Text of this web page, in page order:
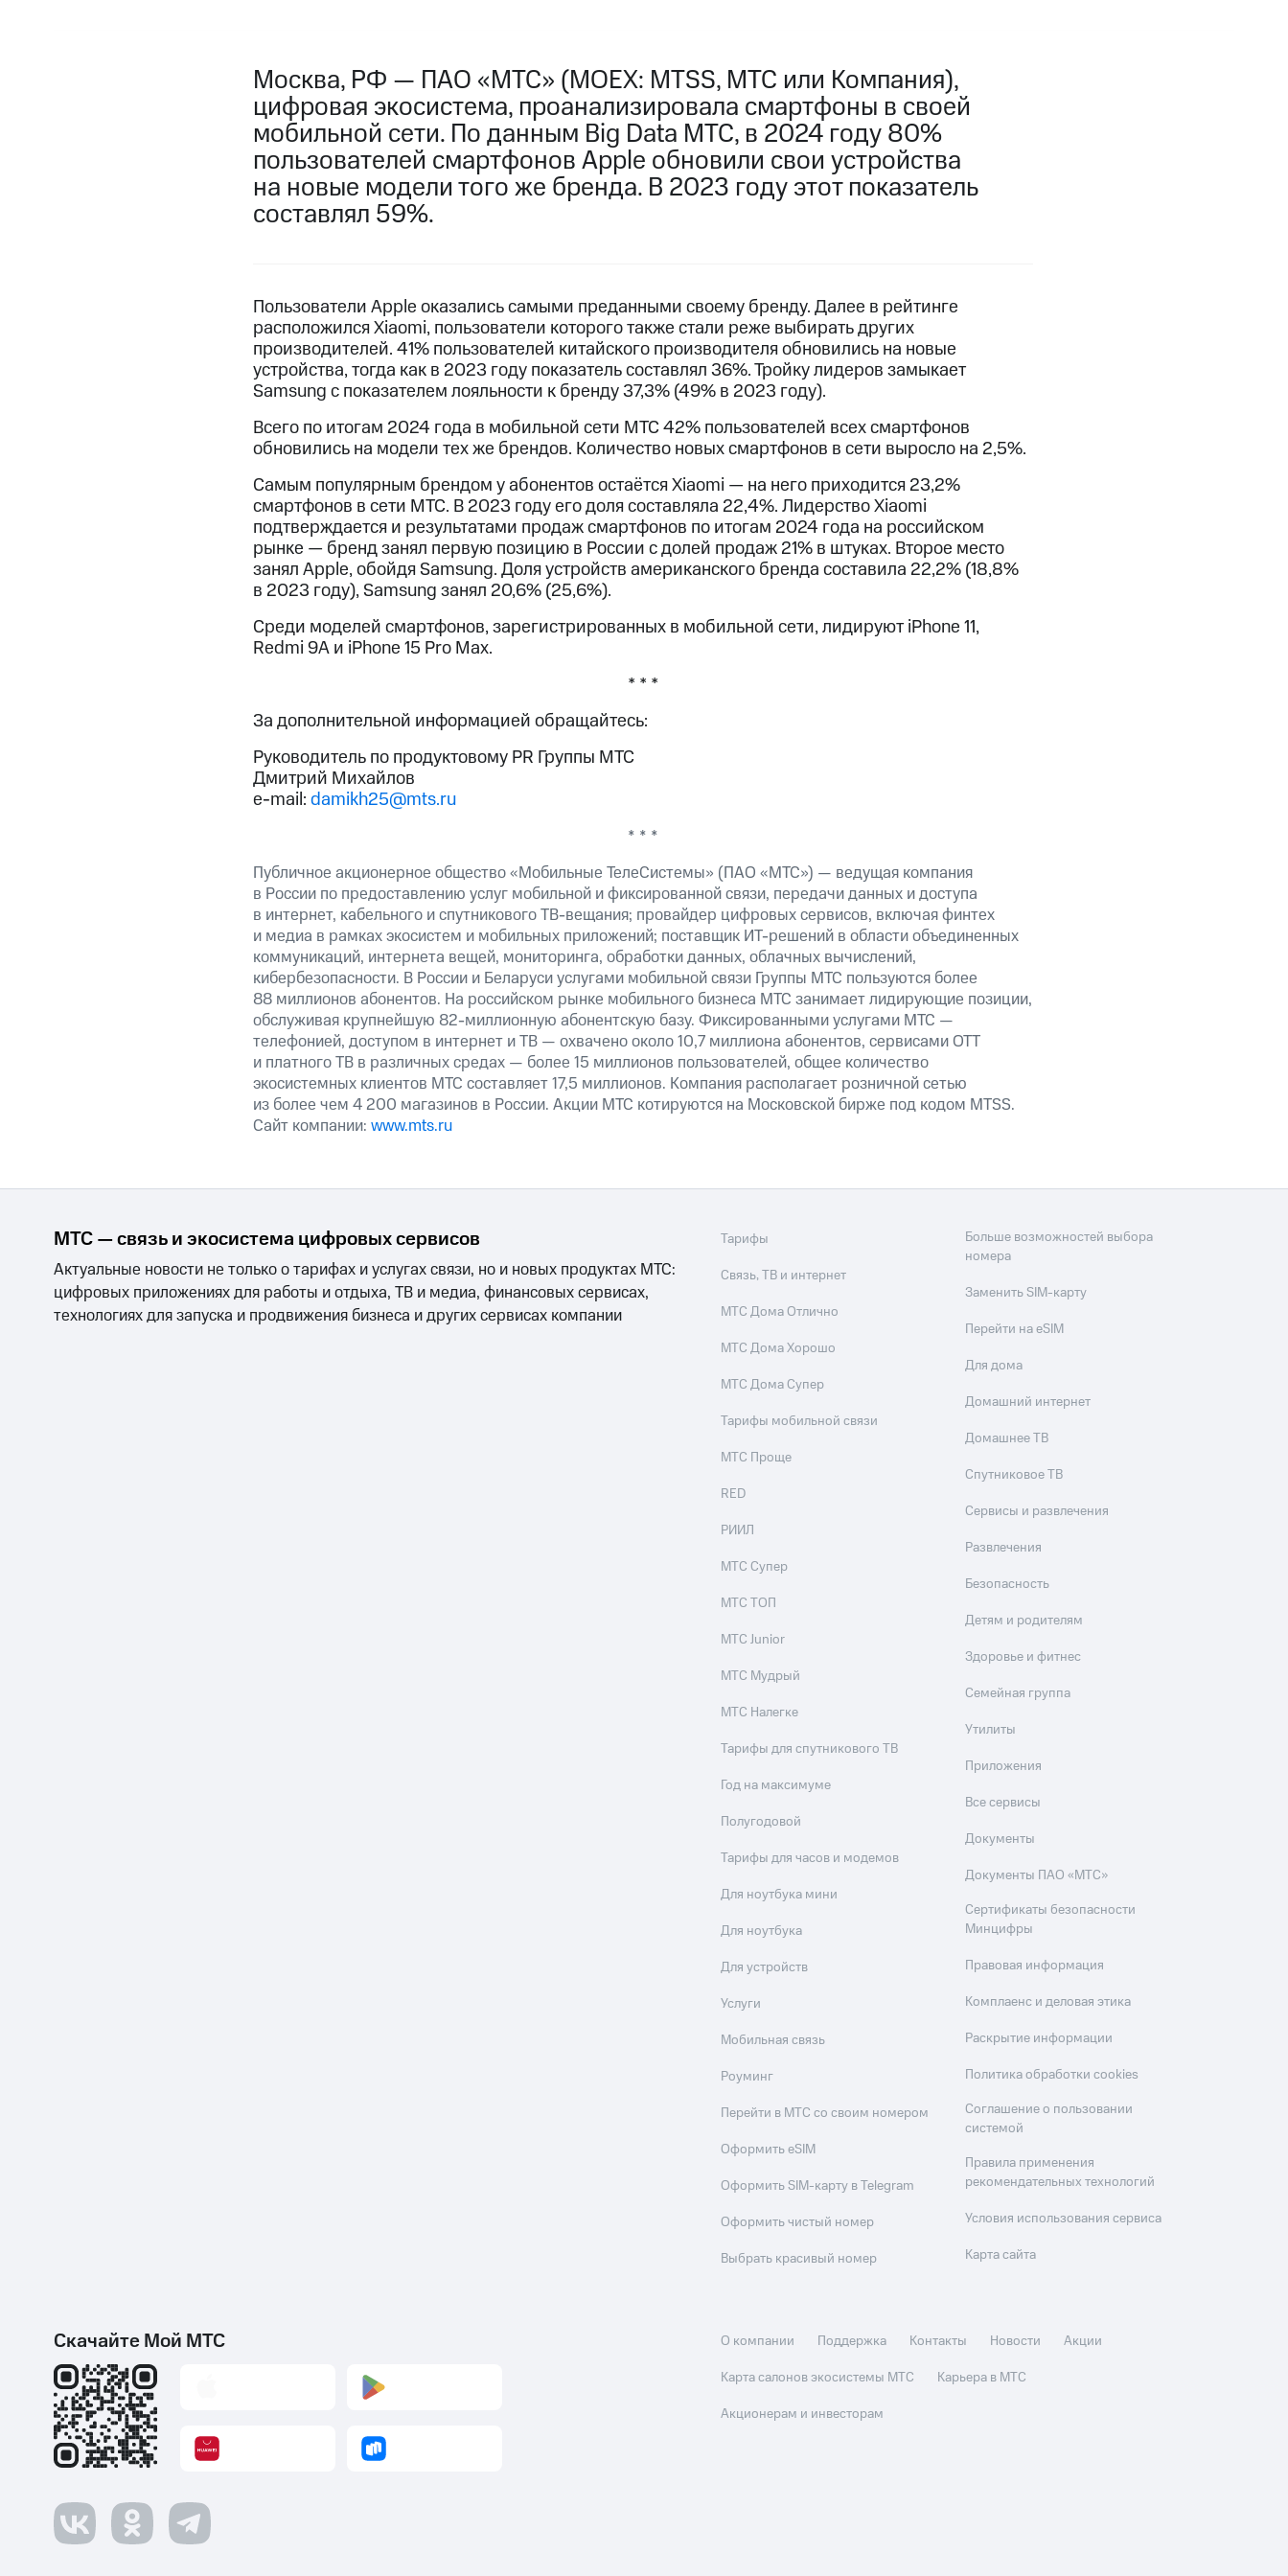
Москва, РФ — ПАО «МТС» (MOEX: MTSS, МТС или Компания),
цифровая экосистема, проанализировала смартфоны в своей
мобильной сети. По данным Big Data МТС, в 2024 году 80%
пользователей смартфонов Apple обновили свои устройства
на новые модели того же бренда. В 2023 году этот показатель
составлял 59%.
Пользователи Apple оказались самыми преданными своему бренду. Далее в рейтинге
расположился Xiaomi, пользователи которого также стали реже выбирать других
производителей. 41% пользователей китайского производителя обновились на новые
устройства, тогда как в 2023 году показатель составлял 36%. Тройку лидеров замыкает
Samsung с показателем лояльности к бренду 37,3% (49% в 2023 году).
Всего по итогам 2024 года в мобильной сети МТС 42% пользователей всех смартфонов
обновились на модели тех же брендов. Количество новых смартфонов в сети выросло на 2,5%.
Самым популярным брендом у абонентов остаётся Xiaomi — на него приходится 23,2%
смартфонов в сети МТС. В 2023 году его доля составляла 22,4%. Лидерство Xiaomi
подтверждается и результатами продаж смартфонов по итогам 2024 года на российском
рынке — бренд занял первую позицию в России с долей продаж 21% в штуках. Второе место
занял Apple, обойдя Samsung. Доля устройств американского бренда составила 22,2% (18,8%
в 2023 году), Samsung занял 20,6% (25,6%).
Среди моделей смартфонов, зарегистрированных в мобильной сети, лидируют iPhone 11,
Redmi 9A и iPhone 15 Pro Max.
* * *
За дополнительной информацией обращайтесь:
Руководитель по продуктовому PR Группы МТС
Дмитрий Михайлов
e-mail:damikh25@mts.ru
* * *
Публичное акционерное общество «Мобильные ТелеСистемы» (ПАО «МТС») — ведущая компания
в России по предоставлению услуг мобильной и фиксированной связи, передачи данных и доступа
в интернет, кабельного и спутникового ТВ-вещания; провайдер цифровых сервисов, включая финтех
и медиа в рамках экосистем и мобильных приложений; поставщик ИТ-решений в области объединенных
коммуникаций, интернета вещей, мониторинга, обработки данных, облачных вычислений,
кибербезопасности. В России и Беларуси услугами мобильной связи Группы МТС пользуются более
88 миллионов абонентов. На российском рынке мобильного бизнеса МТС занимает лидирующие позиции,
обслуживая крупнейшую 82-миллионную абонентскую базу. Фиксированными услугами МТС —
телефонией, доступом в интернет и ТВ — охвачено около 10,7 миллиона абонентов, сервисами OTT
и платного ТВ в различных средах — более 15 миллионов пользователей, общее количество
экосистемных клиентов МТС составляет 17,5 миллионов. Компания располагает розничной сетью
из более чем 4 200 магазинов в России. Акции МТС котируются на Московской бирже под кодом MTSS.
Сайт компании: www.mts.ru
МТС — связь и экосистема цифровых сервисов
Актуальные новости не только о тарифах и услугах связи, но и новых продуктах МТС:
цифровых приложениях для работы и отдыха, ТВ и медиа, финансовых сервисах,
технологиях для запуска и продвижения бизнеса и других сервисах компании
Тарифы
Связь, ТВ и интернет
МТС Дома Отлично
МТС Дома Хорошо
МТС Дома Супер
Тарифы мобильной связи
МТС Проще
RED
РИИЛ
МТС Супер
МТС ТОП
МТС Junior
МТС Мудрый
МТС Налегке
Тарифы для спутникового ТВ
Год на максимуме
Полугодовой
Тарифы для часов и модемов
Для ноутбука мини
Для ноутбука
Для устройств
Услуги
Мобильная связь
Роуминг
Перейти в МТС со своим номером
Оформить eSIM
Оформить SIM-карту в Telegram
Оформить чистый номер
Выбрать красивый номер
Больше возможностей выбора
номера
Заменить SIM-карту
Перейти на eSIM
Для дома
Домашний интернет
Домашнее ТВ
Спутниковое ТВ
Сервисы и развлечения
Развлечения
Безопасность
Детям и родителям
Здоровье и фитнес
Семейная группа
Утилиты
Приложения
Все сервисы
Документы
Документы ПАО «МТС»
Сертификаты безопасности
Минцифры
Правовая информация
Комплаенс и деловая этика
Раскрытие информации
Политика обработки cookies
Соглашение о пользовании
системой
Правила применения
рекомендательных технологий
Условия использования сервиса
Карта сайта
Скачайте Мой МТС О компании Поддержка Контакты Новости
Акции
Карта салонов экосистемы МТС
Карьера в МТС
Акционерам и инвесторам